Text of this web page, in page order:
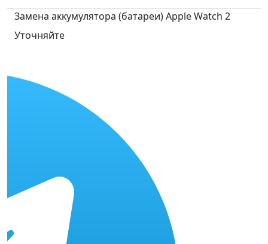
Замена аккумулятора (батареи) Apple Watch 2
Уточняйте